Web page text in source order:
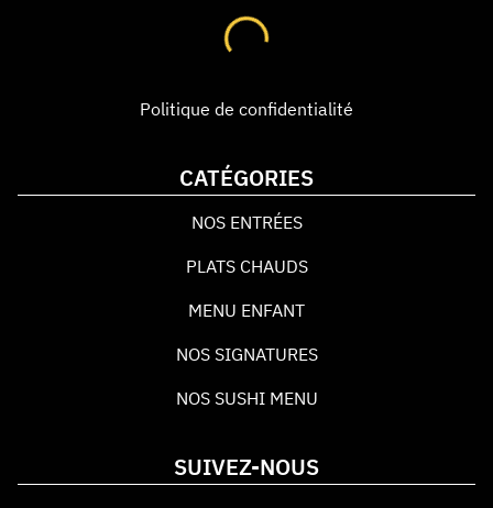
Politique de confidentialité
CATÉGORIES
NOS ENTRÉES
PLATS CHAUDS
MENU ENFANT
NOS SIGNATURES
NOS SUSHI MENU
SUIVEZ-NOUS